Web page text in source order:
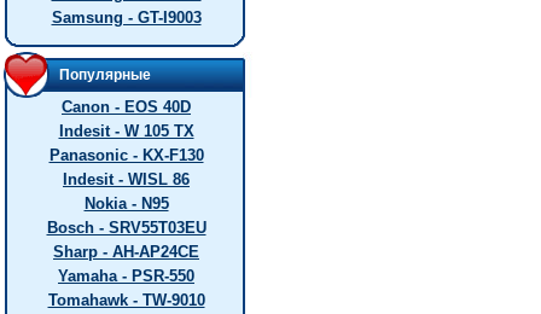
Samsung - GT-I9003
Популярные
Canon - EOS 40D
Indesit - W 105 TX
Panasonic - KX-F130
Indesit - WISL 86
Nokia - N95
Bosch - SRV55T03EU
Sharp - AH-AP24CE
Yamaha - PSR-550
Tomahawk - TW-9010